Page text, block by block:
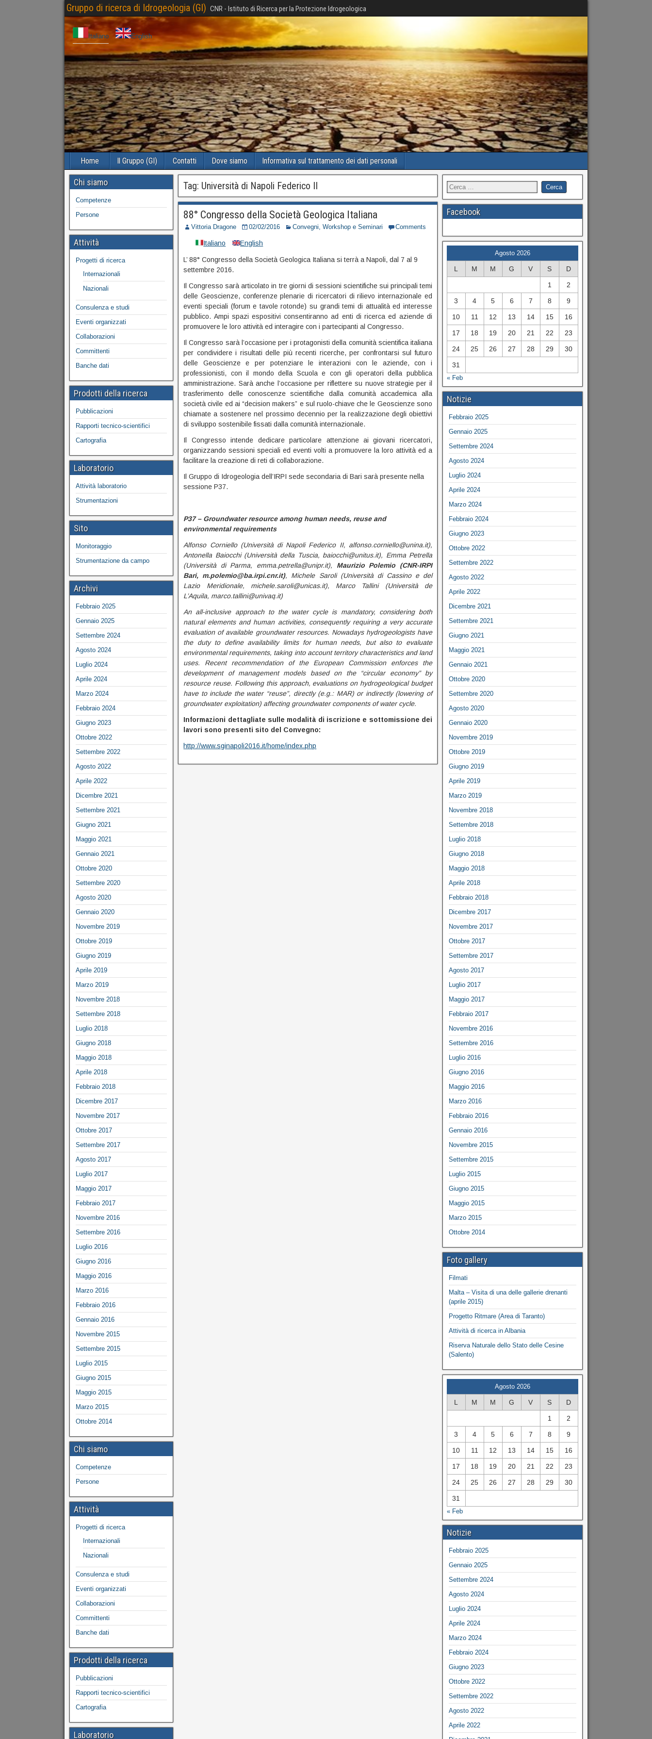
Gruppo di ricerca di Idrogeologia (GI) CNR - Istituto di Ricerca per la Protezione Idrogeologica
Italiano English
Home Il Gruppo (GI) Contatti Dove siamo Informativa sul trattamento dei dati personali
Tag: Università di Napoli Federico II
88° Congresso della Società Geologica Italiana
Vittoria Dragone 02/02/2016 Convegni, Workshop e Seminari Comments
Italiano English
L’ 88° Congresso della Società Geologica Italiana si terrà a Napoli, dal 7 al 9
settembre 2016.
Il Congresso sarà articolato in tre giorni di sessioni scientifiche sui principali temi
delle Geoscienze, conferenze plenarie di ricercatori di rilievo internazionale ed
eventi speciali (forum e tavole rotonde) su grandi temi di attualità ed interesse
pubblico. Ampi spazi espositivi consentiranno ad enti di ricerca ed aziende di
promuovere le loro attività ed interagire con i partecipanti al Congresso.
Il Congresso sarà l’occasione per i protagonisti della comunità scientifica italiana
per condividere i risultati delle più recenti ricerche, per confrontarsi sul futuro
delle Geoscienze e per potenziare le interazioni con le aziende, con i
professionisti, con il mondo della Scuola e con gli operatori della pubblica
amministrazione. Sarà anche l’occasione per riflettere su nuove strategie per il
trasferimento delle conoscenze scientifiche dalla comunità accademica alla
società civile ed ai “decision makers” e sul ruolo-chiave che le Geoscienze sono
chiamate a sostenere nel prossimo decennio per la realizzazione degli obiettivi
di sviluppo sostenibile fissati dalla comunità internazionale.
Il Congresso intende dedicare particolare attenzione ai giovani ricercatori,
organizzando sessioni speciali ed eventi volti a promuovere la loro attività ed a
facilitare la creazione di reti di collaborazione.
Il Gruppo di Idrogeologia dell’IRPI sede secondaria di Bari sarà presente nella
sessione P37.
P37 – Groundwater resource among human needs, reuse and
environmental requirements
Alfonso Corniello (Università di Napoli Federico II, alfonso.corniello@unina.it),
Antonella Baiocchi (Università della Tuscia, baiocchi@unitus.it), Emma Petrella
(Università di Parma, emma.petrella@unipr.it), Maurizio Polemio (CNR-IRPI
Bari, m.polemio@ba.irpi.cnr.it), Michele Saroli (Università di Cassino e del
Lazio Meridionale, michele.saroli@unicas.it), Marco Tallini (Università de
L’Aquila, marco.tallini@univaq.it)
An all-inclusive approach to the water cycle is mandatory, considering both
natural elements and human activities, consequently requiring a very accurate
evaluation of available groundwater resources. Nowadays hydrogeologists have
the duty to define availability limits for human needs, but also to evaluate
environmental requirements, taking into account territory characteristics and land
uses. Recent recommendation of the European Commission enforces the
development of management models based on the “circular economy” by
resource reuse. Following this approach, evaluations on hydrogeological budget
have to include the water “reuse”, directly (e.g.: MAR) or indirectly (lowering of
groundwater exploitation) affecting groundwater components of water cycle.
Informazioni dettagliate sulle modalità di iscrizione e sottomissione dei
lavori sono presenti sito del Convegno:
http://www.sginapoli2016.it/home/index.php
Chi siamo
Competenze
Persone
Attività
Progetti di ricerca
Internazionali
Nazionali
Consulenza e studi
Eventi organizzati
Collaborazioni
Committenti
Banche dati
Prodotti della ricerca
Pubblicazioni
Rapporti tecnico-scientifici
Cartografia
Laboratorio
Attività laboratorio
Strumentazioni
Sito
Monitoraggio
Strumentazione da campo
Archivi
Febbraio 2025
Gennaio 2025
Settembre 2024
Agosto 2024
Luglio 2024
Aprile 2024
Marzo 2024
Febbraio 2024
Giugno 2023
Ottobre 2022
Settembre 2022
Agosto 2022
Aprile 2022
Dicembre 2021
Settembre 2021
Giugno 2021
Maggio 2021
Gennaio 2021
Ottobre 2020
Settembre 2020
Agosto 2020
Gennaio 2020
Novembre 2019
Ottobre 2019
Giugno 2019
Aprile 2019
Marzo 2019
Novembre 2018
Settembre 2018
Luglio 2018
Giugno 2018
Maggio 2018
Aprile 2018
Febbraio 2018
Dicembre 2017
Novembre 2017
Ottobre 2017
Settembre 2017
Agosto 2017
Luglio 2017
Maggio 2017
Febbraio 2017
Novembre 2016
Settembre 2016
Luglio 2016
Giugno 2016
Maggio 2016
Marzo 2016
Febbraio 2016
Gennaio 2016
Novembre 2015
Settembre 2015
Luglio 2015
Giugno 2015
Maggio 2015
Marzo 2015
Ottobre 2014
Chi siamo
Competenze
Persone
Attività
Progetti di ricerca
Internazionali
Nazionali
Consulenza e studi
Eventi organizzati
Collaborazioni
Committenti
Banche dati
Prodotti della ricerca
Pubblicazioni
Rapporti tecnico-scientifici
Cartografia
Laboratorio
Facebook
Agosto 2026
L M M G V S D
1 2
3 4 5 6 7 8 9
10 11 12 13 14 15 16
17 18 19 20 21 22 23
24 25 26 27 28 29 30
31
« Feb
Notizie
Febbraio 2025
Gennaio 2025
Settembre 2024
Agosto 2024
Luglio 2024
Aprile 2024
Marzo 2024
Febbraio 2024
Giugno 2023
Ottobre 2022
Settembre 2022
Agosto 2022
Aprile 2022
Dicembre 2021
Settembre 2021
Giugno 2021
Maggio 2021
Gennaio 2021
Ottobre 2020
Settembre 2020
Agosto 2020
Gennaio 2020
Novembre 2019
Ottobre 2019
Giugno 2019
Aprile 2019
Marzo 2019
Novembre 2018
Settembre 2018
Luglio 2018
Giugno 2018
Maggio 2018
Aprile 2018
Febbraio 2018
Dicembre 2017
Novembre 2017
Ottobre 2017
Settembre 2017
Agosto 2017
Luglio 2017
Maggio 2017
Febbraio 2017
Novembre 2016
Settembre 2016
Luglio 2016
Giugno 2016
Maggio 2016
Marzo 2016
Febbraio 2016
Gennaio 2016
Novembre 2015
Settembre 2015
Luglio 2015
Giugno 2015
Maggio 2015
Marzo 2015
Ottobre 2014
Foto gallery
Filmati
Malta – Visita di una delle gallerie drenanti
(aprile 2015)
Progetto Ritmare (Area di Taranto)
Attività di ricerca in Albania
Riserva Naturale dello Stato delle Cesine
(Salento)
Agosto 2026
L M M G V S D
1 2
3 4 5 6 7 8 9
10 11 12 13 14 15 16
17 18 19 20 21 22 23
24 25 26 27 28 29 30
31
« Feb
Notizie
Febbraio 2025
Gennaio 2025
Settembre 2024
Agosto 2024
Luglio 2024
Aprile 2024
Marzo 2024
Febbraio 2024
Giugno 2023
Ottobre 2022
Settembre 2022
Agosto 2022
Aprile 2022